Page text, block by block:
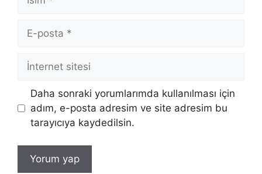
posta
İnternet
Daha sonraki yorumlarımda kullanılması için
adım, e-posta adresim ve site adresim bu
tarayıcıya kaydedilsin.